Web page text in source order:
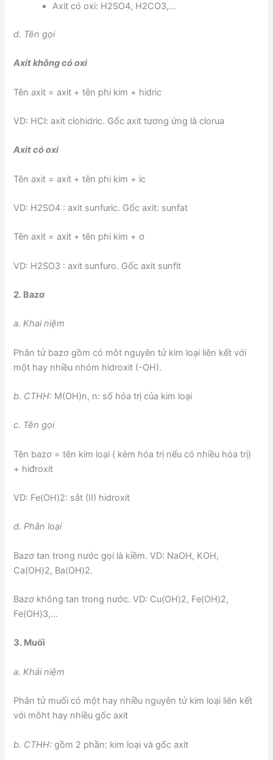
Axit có oxi: H2SO4, H2CO3,…
d. Tên gọi
Axit không có oxi
Tên axit = axit + tên phi kim + hidric
VD: HCl: axit clohidric. Gốc axit tương ứng là clorua
Axit có oxi
Tên axit = axit + tên phi kim + ic
VD: H2SO4 : axit sunfuric. Gốc axit: sunfat
Tên axit = axit + tên phi kim + ơ
VD: H2SO3 : axit sunfuro. Gốc axit sunfit
2. Bazơ
a. Khai niệm
Phân tử bazơ gồm có môt nguyên tử kim loại liên kết với
một hay nhiều nhóm hidroxit (-OH).
b. CTHH: M(OH)n, n: số hóa trị của kim loại
c. Tên gọi
Tên bazơ = tên kim loại ( kèm hóa trị nếu có nhiều hóa trị)
+ hiđroxit
VD: Fe(OH)2: sắt (II) hidroxit
d. Phân loại
Bazơ tan trong nước gọi là kiềm. VD: NaOH, KOH,
Ca(OH)2, Ba(OH)2.
Bazơ không tan trong nước. VD: Cu(OH)2, Fe(OH)2,
Fe(OH)3,…
3. Muối
a. Khái niệm
Phân tử muối có một hay nhiều nguyên tử kim loại liên kết
với môht hay nhiều gốc axit
b. CTHH: gồm 2 phần: kim loại và gốc axit